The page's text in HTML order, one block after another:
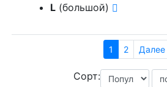
L (большой)
1 2 Далее
Сорт: